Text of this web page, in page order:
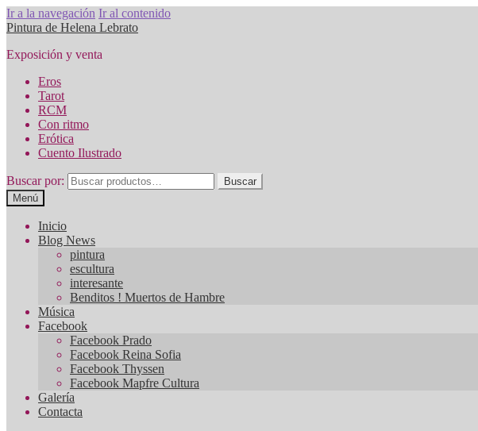
Ir a la navegación Ir al contenido
Pintura de Helena Lebrato
Exposición y venta
Eros
Tarot
RCM
Con ritmo
Erótica
Cuento Ilustrado
Buscar por:
Buscar
Menú
Inicio
Blog News
pintura
escultura
interesante
Benditos ! Muertos de Hambre
Música
Facebook
Facebook Prado
Facebook Reina Sofia
Facebook Thyssen
Facebook Mapfre Cultura
Galería
Contacta